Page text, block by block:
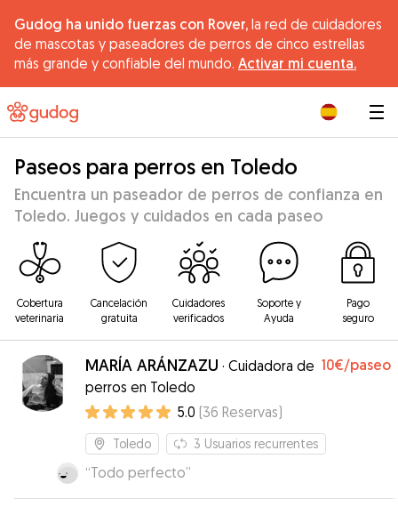
Gudog ha unido fuerzas con Rover, la red de cuidadores
de mascotas y paseadores de perros de cinco estrellas
más grande y confiable del mundo. Activar mi cuenta.
Paseos para perros en Toledo
Encuentra un paseador de perros de confianza en
Toledo. Juegos y cuidados en cada paseo
Cobertura
veterinaria
Cancelación
gratuita
Cuidadores
verificados
Soporte y
Ayuda
Pago
seguro
MARÍA ARÁNZAZU · Cuidadora de
perros en Toledo
10€/paseo
5.0 (36 Reservas)
Toledo 3 Usuarios recurrentes
“Todo perfecto”